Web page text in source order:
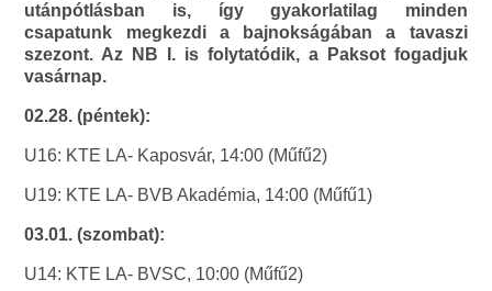
utánpótlásban is, így gyakorlatilag minden
csapatunk megkezdi a bajnokságában a tavaszi
szezont. Az NB I. is folytatódik, a Paksot fogadjuk
vasárnap.
02.28. (péntek):
U16: KTE LA- Kaposvár, 14:00 (Műfű2)
U19: KTE LA- BVB Akadémia, 14:00 (Műfű1)
03.01. (szombat):
U14: KTE LA- BVSC, 10:00 (Műfű2)